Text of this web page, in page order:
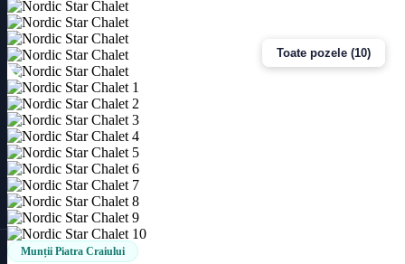
Toate pozele (10)
Munții Piatra Craiului